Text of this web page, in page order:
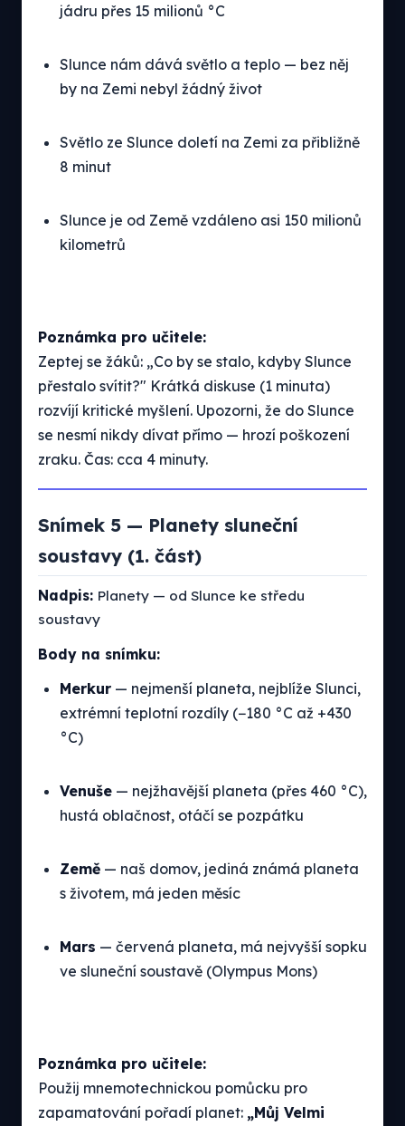
jádru přes 15 milionů °C
Slunce nám dává světlo a teplo — bez něj
by na Zemi nebyl žádný život
Světlo ze Slunce doletí na Zemi za přibližně
8 minut
Slunce je od Země vzdáleno asi 150 milionů
kilometrů
Poznámka pro učitele:
Zeptej se žáků: „Co by se stalo, kdyby Slunce
přestalo svítit?" Krátká diskuse (1 minuta)
rozvíjí kritické myšlení. Upozorni, že do Slunce
se nesmí nikdy dívat přímo — hrozí poškození
zraku. Čas: cca 4 minuty.
Snímek 5 — Planety sluneční
soustavy (1. část)
Nadpis: Planety — od Slunce ke středu
soustavy
Body na snímku:
Merkur — nejmenší planeta, nejblíže Slunci,
extrémní teplotní rozdíly (−180 °C až +430
°C)
Venuše — nejžhavější planeta (přes 460 °C),
hustá oblačnost, otáčí se pozpátku
Země — naš domov, jediná známá planeta
s životem, má jeden měsíc
Mars — červená planeta, má nejvyšší sopku
ve sluneční soustavě (Olympus Mons)
Poznámka pro učitele:
Použij mnemotechnickou pomůcku pro
zapamatování pořadí planet: „Můj Velmi